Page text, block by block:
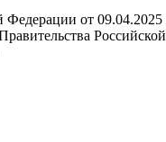
Федерации от